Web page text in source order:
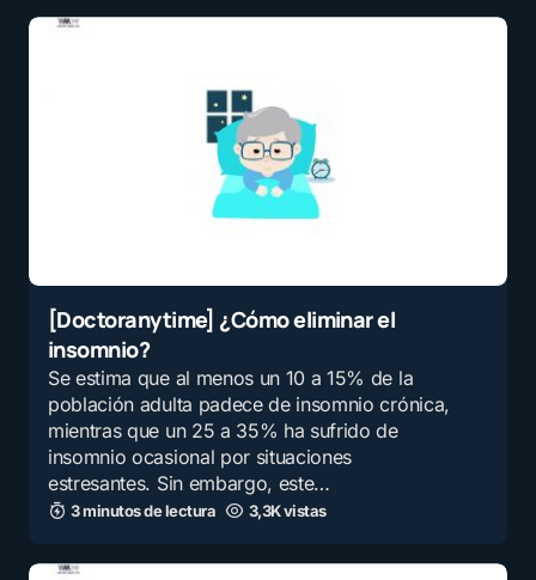
[Doctoranytime] ¿Cómo eliminar el
insomnio?
Se estima que al menos un 10 a 15% de la
población adulta padece de insomnio crónica,
mientras que un 25 a 35% ha sufrido de
insomnio ocasional por situaciones
estresantes. Sin embargo, este…
3 minutos de lectura 3,3K vistas